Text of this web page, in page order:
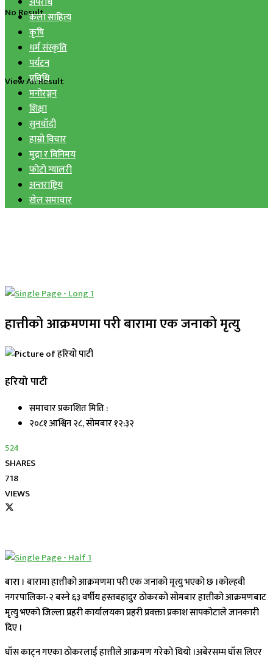
No Result
View All Result
कला साहित्य
कृषि
धर्म संस्कृति
पर्यटन
प्रविधि
मनोरञ्जन
शिक्षा
सुनचाँदी
हाम्रो विचार
मुद्रा र विनिमय
फोटो ग्यालरी
अन्तराष्ट्रिय
खेल समाचार
हात्तीको आक्रमणमा परी बारामा एक जनाको मृत्यु
हरियो पाटी
समाचार प्रकाशित मिति :
२०८१ आश्विन २८, सोमबार १२:३२
524
SHARES
718
VIEWS
बारा । बारामा हात्तीको आक्रमणमा परी एक जनाको मृत्यु भएको छ ।कोल्हवी
नगरपालिका-२ बस्ने ६३ वर्षीय हस्तबहादुर ठोकरको सोमबार हात्तीको आक्रमणबाट
मृत्यु भएको जिल्ला प्रहरी कार्यालयका प्रहरी प्रवक्ता प्रकाश सापकोटाले जानकारी
दिए ।
घाँस काट्न गएका ठोकरलाई हात्तीले आक्रमण गरेको थियो ।अबेरसम्म घाँस लिएर